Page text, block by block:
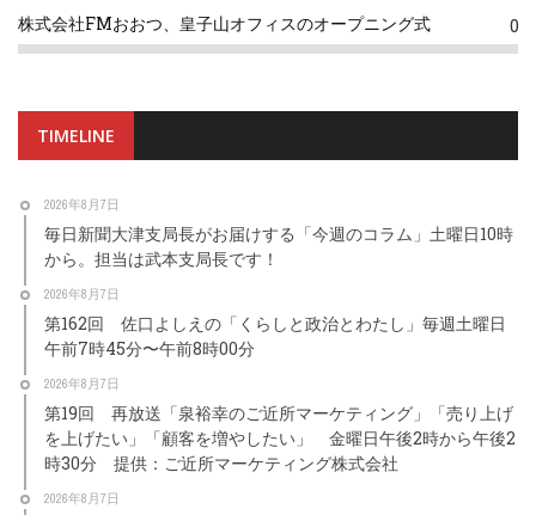
株式会社FMおおつ、皇子山オフィスのオープニング式 0
TIMELINE
2026年8月7日
毎日新聞大津支局長がお届けする「今週のコラム」土曜日10時
から。担当は武本支局長です！
2026年8月7日
第162回 佐口よしえの「くらしと政治とわたし」毎週土曜日
午前7時45分〜午前8時00分
2026年8月7日
第19回 再放送「泉裕幸のご近所マーケティング」「売り上げ
を上げたい」「顧客を増やしたい」 金曜日午後2時から午後2
時30分 提供：ご近所マーケティング株式会社
2026年8月7日